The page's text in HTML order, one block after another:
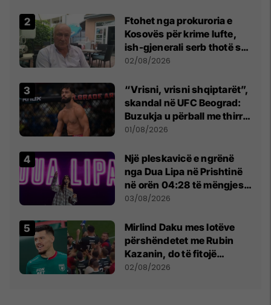
Ftohet nga prokuroria e
Kosovës për krime lufte,
ish-gjenerali serb thotë se
dikush e tradhtoi në
02/08/2026
“Vrisni, vrisni shqiptarët”,
skandal në UFC Beograd:
Buzukja u përball me thirrje
anti-shqiptare nga
01/08/2026
Një pleskavicë e ngrënë
nga Dua Lipa në Prishtinë
në orën 04:28 të mëngjesit
- dhe bota digjitale serbe
03/08/2026
Mirlind Daku mes lotëve
përshëndetet me Rubin
Kazanin, do të fitojë
miliona te Spartak Moska
02/08/2026